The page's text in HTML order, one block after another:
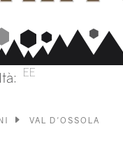
EE
VAL D'OSSOLA